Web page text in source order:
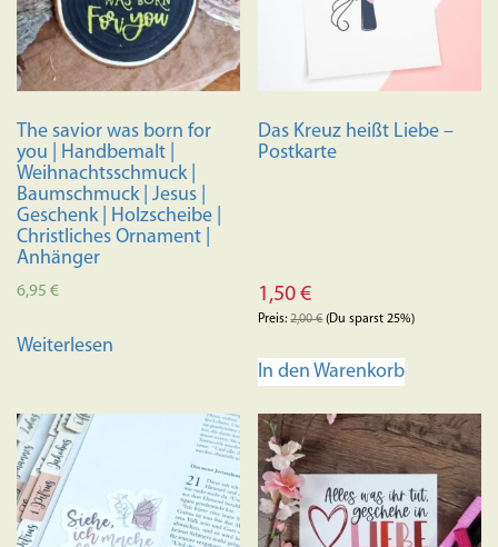
The savior was born for
you | Handbemalt |
Weihnachtsschmuck |
Baumschmuck | Jesus |
Geschenk | Holzscheibe |
Christliches Ornament |
Anhänger
6,95 €
Weiterlesen
Das Kreuz heißt Liebe –
Postkarte
1,50€
Preis:2,00€(Du sparst 25%)
In den Warenkorb